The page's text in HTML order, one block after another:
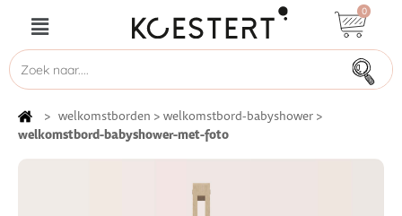
0
> welkomstborden > welkomstbord-babyshower >
welkomstbord-babyshower-met-foto